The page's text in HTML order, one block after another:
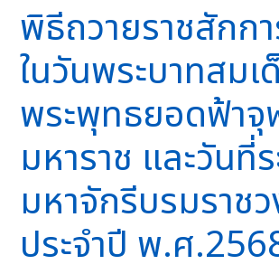
พิธีถวายราชสักกา
ในวันพระบาทสมเ
พระพุทธยอดฟ้าจุ
มหาราช และวันที่
มหาจักรีบรมราช
ประจำปี พ.ศ